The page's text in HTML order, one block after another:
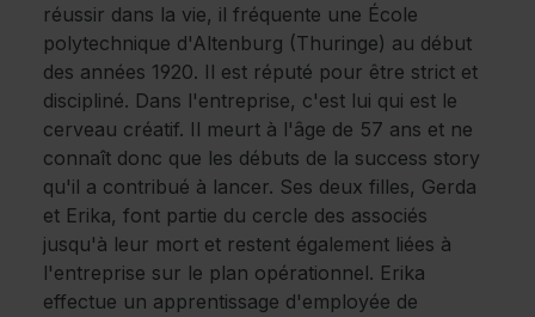
réussir dans la vie, il fréquente une École
polytechnique d'Altenburg (Thuringe) au début
des années 1920. Il est réputé pour être strict et
discipliné. Dans l'entreprise, c'est lui qui est le
cerveau créatif. Il meurt à l'âge de 57 ans et ne
connaît donc que les débuts de la success story
qu'il a contribué à lancer. Ses deux filles, Gerda
et Erika, font partie du cercle des associés
jusqu'à leur mort et restent également liées à
l'entreprise sur le plan opérationnel. Erika
effectue un apprentissage d'employée de